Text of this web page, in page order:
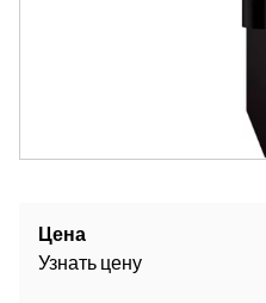
Цена
Узнать цену